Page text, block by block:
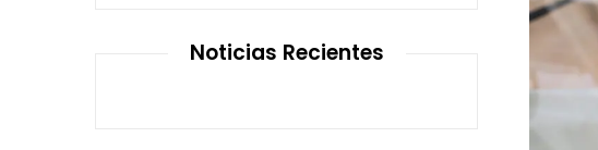
Noticias Recientes